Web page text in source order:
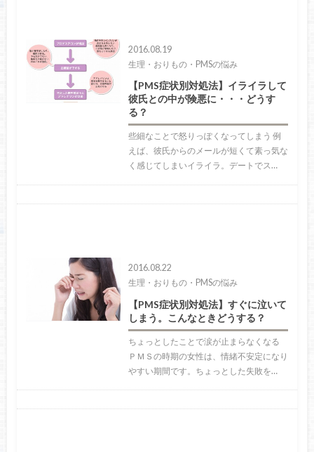
2016.08.19
生理・おりもの・PMSの悩み
【PMS症状別対処法】イライラして
彼氏との中が険悪に・・・どうす
る？
些細なことで怒りっぽくなってしまう 例
えば、彼氏からのメールが短くて素っ気な
く感じてしまいイライラ。デートでス…
2016.08.22
生理・おりもの・PMSの悩み
【PMS症状別対処法】すぐに泣いて
しまう。こんなときどうする？
ちょっとしたことで涙が止まらなくなる
ＰＭＳの時期の女性は、情緒不安定になり
やすい期間です。ちょっとした失敗を…